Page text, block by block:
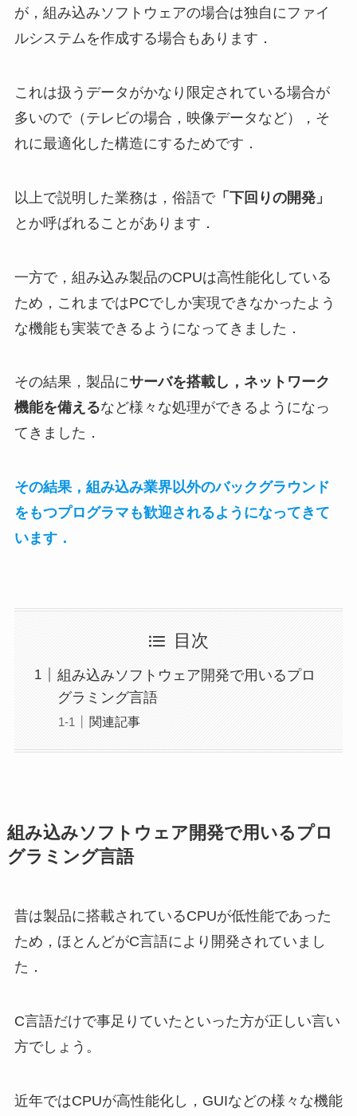
が，組み込みソフトウェアの場合は独自にファイ
ルシステムを作成する場合もあります．
これは扱うデータがかなり限定されている場合が
多いので（テレビの場合，映像データなど），そ
れに最適化した構造にするためです．
以上で説明した業務は，俗語で「下回りの開発」
とか呼ばれることがあります．
一方で，組み込み製品のCPUは高性能化している
ため，これまではPCでしか実現できなかったよう
な機能も実装できるようになってきました．
その結果，製品にサーバを搭載し，ネットワーク
機能を備えるなど様々な処理ができるようになっ
てきました．
その結果，組み込み業界以外のバックグラウンド
をもつプログラマも歓迎されるようになってきて
います．
目次
組み込みソフトウェア開発で用いるプロ
グラミング言語
関連記事
組み込みソフトウェア開発で用いるプロ
グラミング言語
昔は製品に搭載されているCPUが低性能であった
ため，ほとんどがC言語により開発されていまし
た．
C言語だけで事足りていたといった方が正しい言い
方でしょう。
近年ではCPUが高性能化し，GUIなどの様々な機能